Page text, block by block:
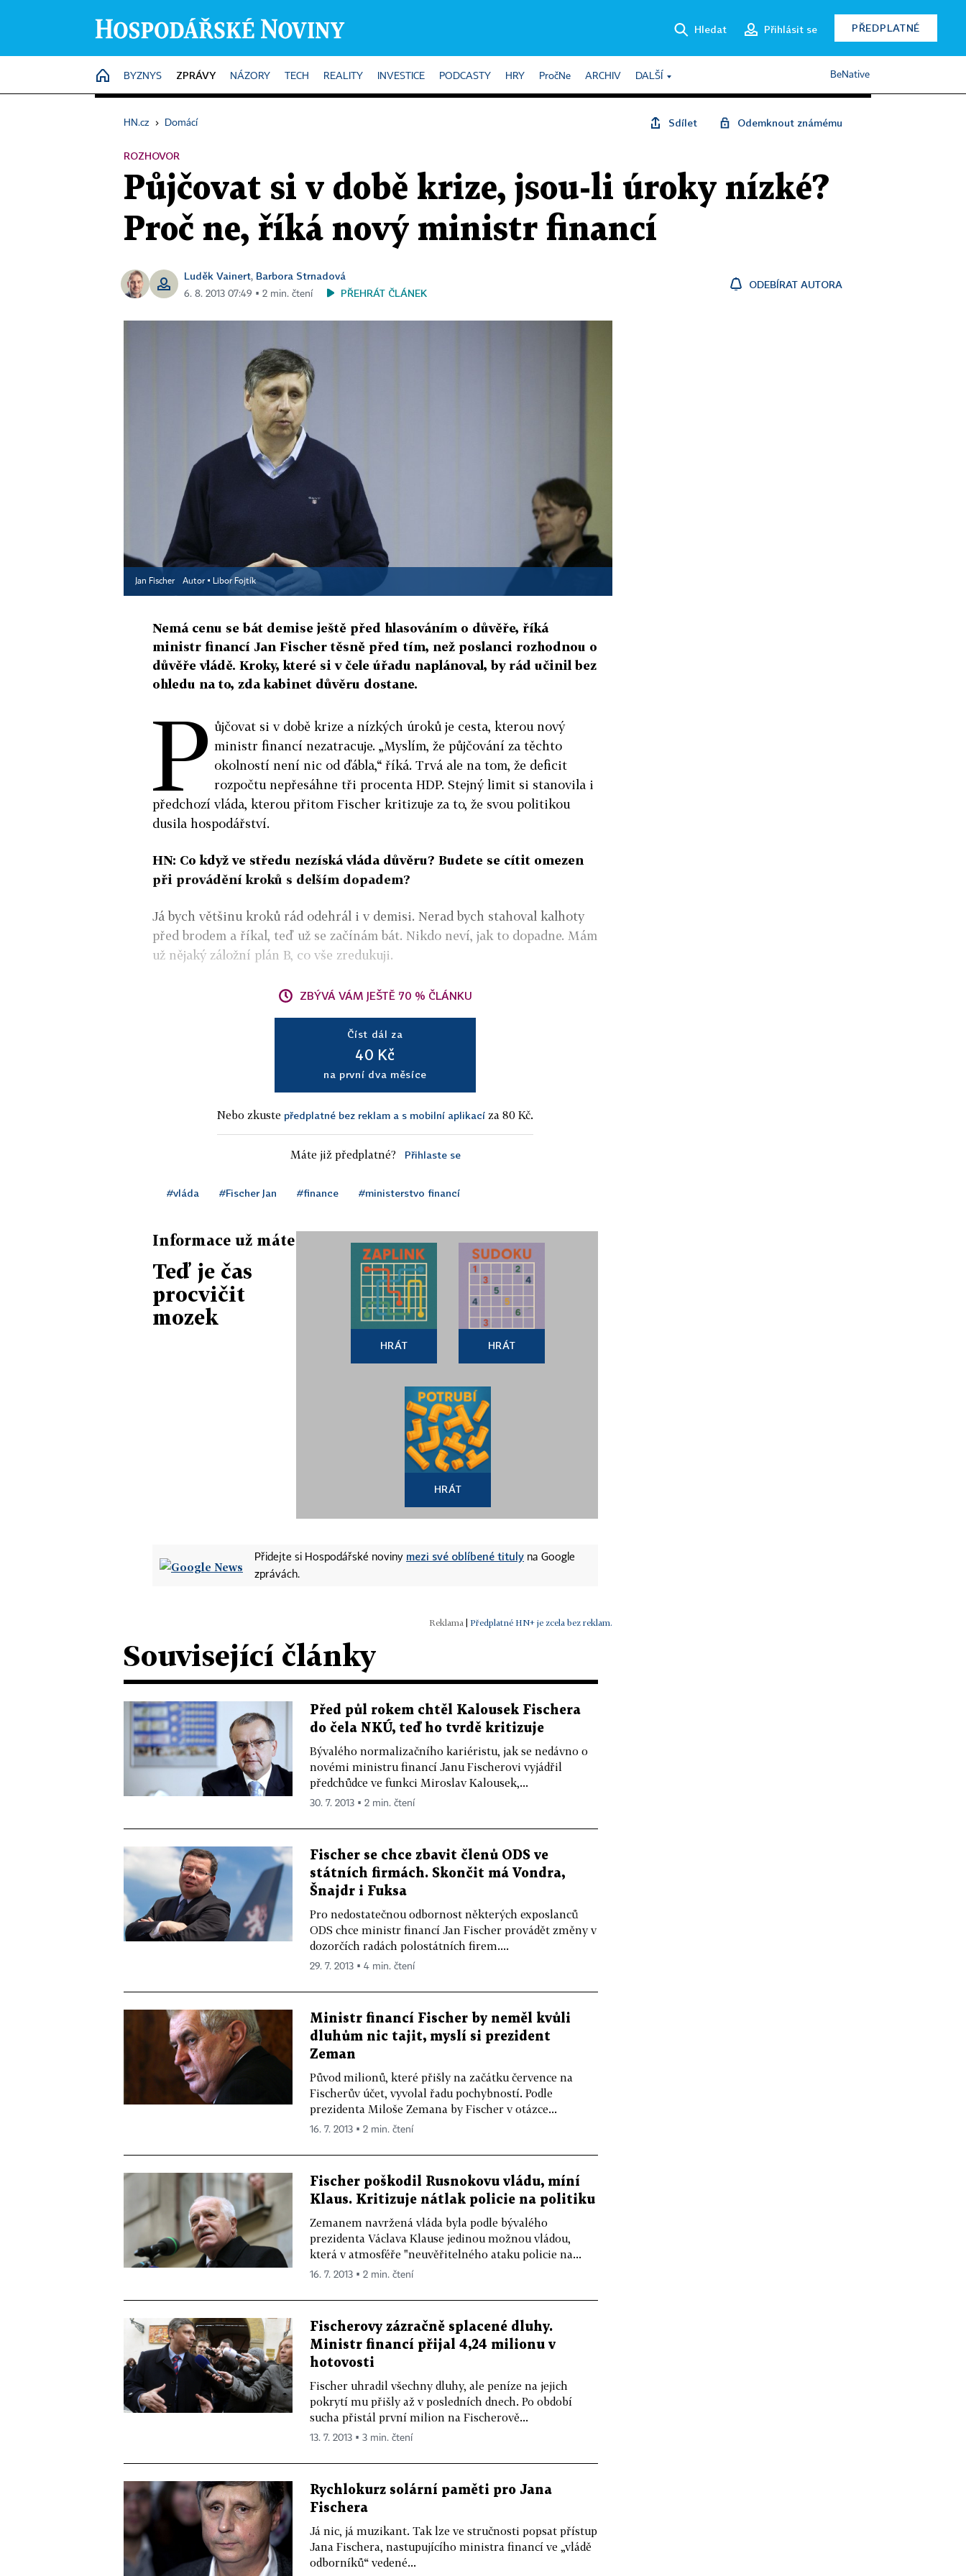
Hledat Přihlásit se PŘEDPLATNÉ
HOME
BYZNYS ZPRÁVY NÁZORY TECH REALITY INVESTICE PODCASTY HRY PročNe ARCHIV DALŠÍ BeNative
HN.cz › Domácí Sdílet Odemknout známému
ROZHOVOR
Půjčovat si v době krize, jsou-li úroky nízké?
Proč ne, říká nový ministr financí
Luděk Vainert, Barbora Strnadová
6. 8. 2013 07:49 ▪ 2 min. čtení PŘEHRÁT ČLÁNEK
ODEBÍRAT AUTORA
Jan Fischer Autor ▪ Libor Fojtík
Nemá cenu se bát demise ještě před hlasováním o důvěře, říká
ministr financí Jan Fischer těsně před tím, než poslanci rozhodnou o
důvěře vládě. Kroky, které si v čele úřadu naplánoval, by rád učinil bez
ohledu na to, zda kabinet důvěru dostane.
P ůjčovat si v době krize a nízkých úroků je cesta, kterou nový
ministr financí nezatracuje. „Myslím, že půjčování za těchto
okolností není nic od ďábla,“ říká. Trvá ale na tom, že deficit
rozpočtu nepřesáhne tři procenta HDP. Stejný limit si stanovila i
předchozí vláda, kterou přitom Fischer kritizuje za to, že svou politikou
dusila hospodářství.
HN: Co když ve středu nezíská vláda důvěru? Budete se cítit omezen
při provádění kroků s delším dopadem?
Já bych většinu kroků rád odehrál i v demisi. Nerad bych stahoval kalhoty
před brodem a říkal, teď už se začínám bát. Nikdo neví, jak to dopadne. Mám
už nějaký záložní plán B, co vše zredukuji.
ZBÝVÁ VÁM JEŠTĚ 70 % ČLÁNKU
Číst dál za
40 Kč
na první dva měsíce
Nebo zkuste předplatné bez reklam a s mobilní aplikací za 80 Kč.
Máte již předplatné? Přihlaste se
#vláda #Fischer Jan #finance #ministerstvo financí
Informace už máte
Teď je čas
procvičit
mozek
HRÁT HRÁT
HRÁT
Přidejte si Hospodářské noviny mezi své oblíbené tituly na Google
zprávách.
| Předplatné HN+ je zcela bez reklam.
Související články
Před půl rokem chtěl Kalousek Fischera
do čela NKÚ, teď ho tvrdě kritizuje
Bývalého normalizačního kariéristu, jak se nedávno o
novémi ministru financí Janu Fischerovi vyjádřil
předchůdce ve funkci Miroslav Kalousek,...
30. 7. 2013 ▪ 2 min. čtení
Fischer se chce zbavit členů ODS ve
státních firmách. Skončit má Vondra,
Šnajdr i Fuksa
Pro nedostatečnou odbornost některých exposlanců
ODS chce ministr financí Jan Fischer provádět změny v
dozorčích radách polostátních firem....
29. 7. 2013 ▪ 4 min. čtení
Ministr financí Fischer by neměl kvůli
dluhům nic tajit, myslí si prezident
Zeman
Původ milionů, které přišly na začátku července na
Fischerův účet, vyvolal řadu pochybností. Podle
prezidenta Miloše Zemana by Fischer v otázce...
16. 7. 2013 ▪ 2 min. čtení
Fischer poškodil Rusnokovu vládu, míní
Klaus. Kritizuje nátlak policie na politiku
Zemanem navržená vláda byla podle bývalého
prezidenta Václava Klause jedinou možnou vládou,
která v atmosféře "neuvěřitelného ataku policie na...
16. 7. 2013 ▪ 2 min. čtení
Fischerovy zázračně splacené dluhy.
Ministr financí přijal 4,24 milionu v
hotovosti
Fischer uhradil všechny dluhy, ale peníze na jejich
pokrytí mu přišly až v posledních dnech. Po období
sucha přistál první milion na Fischerově...
13. 7. 2013 ▪ 3 min. čtení
Rychlokurz solární paměti pro Jana
Fischera
Já nic, já muzikant. Tak lze ve stručnosti popsat přístup
Jana Fischera, nastupujícího ministra financí ve „vládě
odborníků“ vedené...